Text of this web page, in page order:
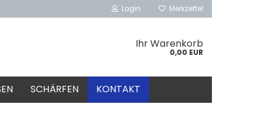
Login Merkzettel
Ihr Warenkorb
0,00 EUR
SCHÄRFEN KONTAKT